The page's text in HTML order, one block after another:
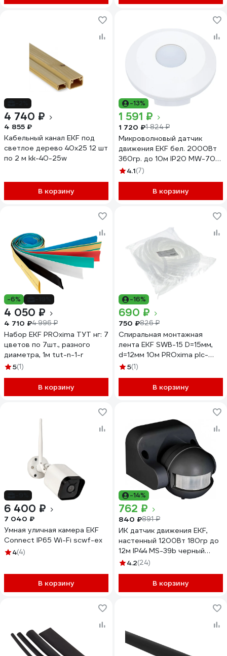
4 740 ₽
4 855 ₽
Кабельный канал EKF под
светлое дерево 40х25 12 шт
по 2 м kk-40-25w
В корзину
-13%
1 591 ₽
1 720 ₽1 824 ₽
Микроволновый датчик
движения EKF бел. 2000Вт
360гр. до 10м IP20 MW-705
PROxima dd-mw-705
4.1(7)
В корзину
-6%
4 050 ₽
4 710 ₽4 996 ₽
Набор EKF PROxima ТУТ нг: 7
цветов по 7шт., разного
диаметра, 1м tut-n-1-r
5(1)
В корзину
-16%
690 ₽
750 ₽826 ₽
Спиральная монтажная
лента EKF SWB-15 D=15мм,
d=12мм 10м PROxima plc-
swb-15
5(1)
В корзину
6 400 ₽
7 040 ₽
Умная уличная камера EKF
Connect IP65 Wi-Fi sсwf-ex
4(4)
В корзину
-14%
762 ₽
840 ₽891 ₽
ИК датчик движения EKF,
настенный 1200Вт 180гр до
12м IP44 MS-39b черный
PROxima dd-ms-39b
4.2(24)
В корзину